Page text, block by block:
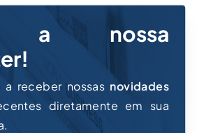
a nossa
receber nossas novidades
diretamente em sua